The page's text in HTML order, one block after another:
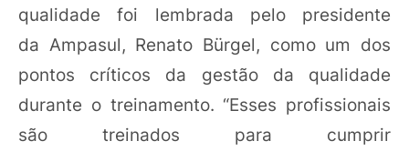
qualidade foi lembrada pelo presidente
da Ampasul, Renato Bürgel, como um dos
pontos críticos da gestão da qualidade
durante o treinamento. “Esses profissionais
são treinados para cumprir